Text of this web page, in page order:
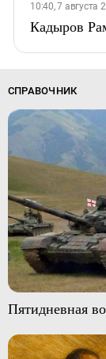
10:40, 7 августа
Кадыров
СПРАВОЧНИК
Пятидневная